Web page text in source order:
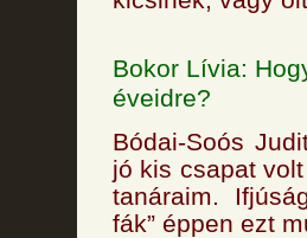
Bokor Lívia:
éveidre?
Bódai-Soós
jó kis csapat
tanáraim.
fák” éppen ezt